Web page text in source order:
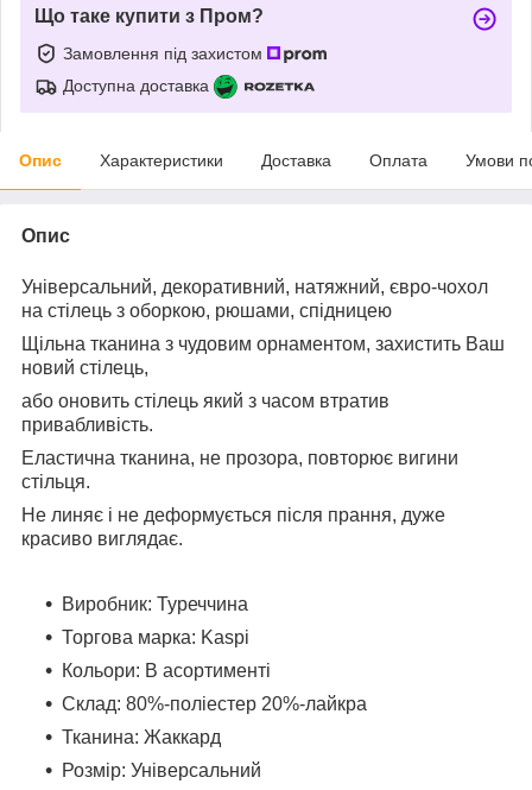
Що таке купити з Пром?
Замовлення під захистом
Доступна доставка
Опис Характеристики Доставка Оплата Умови
Опис
Універсальний, декоративний, натяжний, євро-чохол
на стілець з оборкою, рюшами, спідницею
Щільна тканина з чудовим орнаментом, захистить Ваш
новий стілець,
або оновить стілець який з часом втратив
привабливість.
Еластична тканина, не прозора, повторює вигини
стільця.
Не линяє і не деформується після прання, дуже
красиво виглядає.
Виробник: Туреччина
Торгова марка: Kaspi
Кольори: В асортименті
Склад: 80%-поліестер 20%-лайкра
Тканина: Жаккард
Розмір: Універсальний